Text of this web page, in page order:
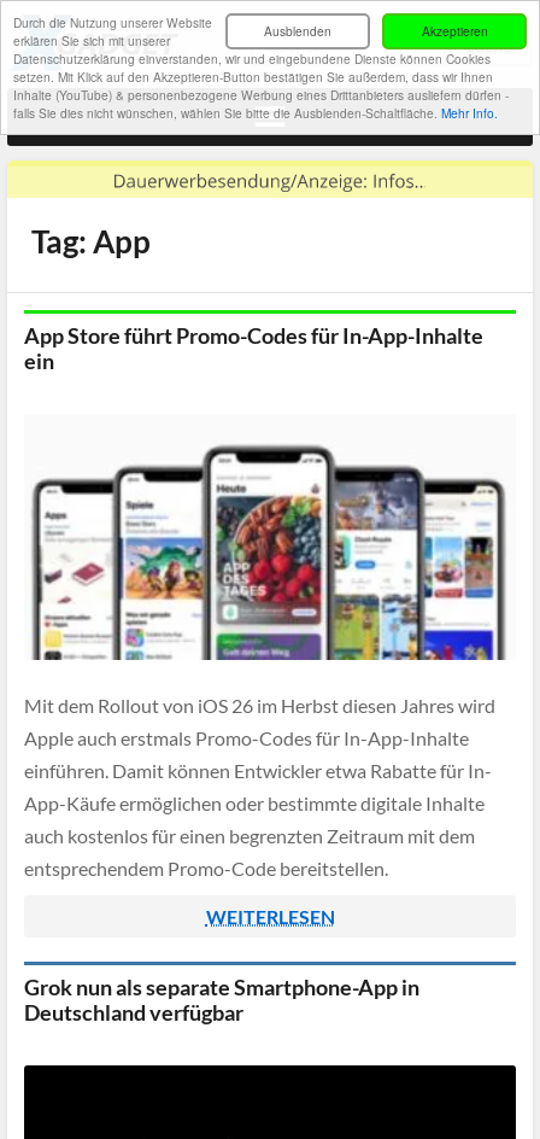
Akzeptieren
Ausblenden
Durch die Nutzung unserer Website
erklären Sie sich mit unserer
Datenschutzerklärung einverstanden, wir und eingebundene Dienste können Cookies
setzen. Mit Klick auf den Akzeptieren-Button bestätigen Sie außerdem, dass wir Ihnen
Inhalte (YouTube) & personenbezogene Werbung eines Drittanbieters ausliefern dürfen -
falls Sie dies nicht wünschen, wählen Sie bitte die Ausblenden-Schaltfläche. Mehr Info.
Tag: App
App Store führt Promo-Codes für In-App-Inhalte
ein
Mit dem Rollout von iOS 26 im Herbst diesen Jahres wird
Apple auch erstmals Promo-Codes für In-App-Inhalte
einführen. Damit können Entwickler etwa Rabatte für In-
App-Käufe ermöglichen oder bestimmte digitale Inhalte
auch kostenlos für einen begrenzten Zeitraum mit dem
entsprechendem Promo-Code bereitstellen.
WEITERLESEN
Grok nun als separate Smartphone-App in
Deutschland verfügbar